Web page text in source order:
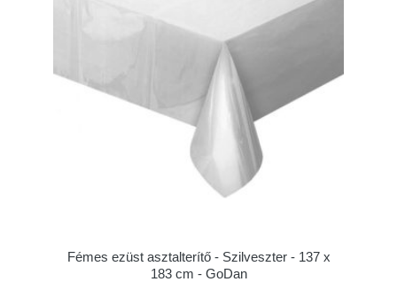
Fémes ezüst asztalterítő - Szilveszter - 137 x
183 cm - GoDan